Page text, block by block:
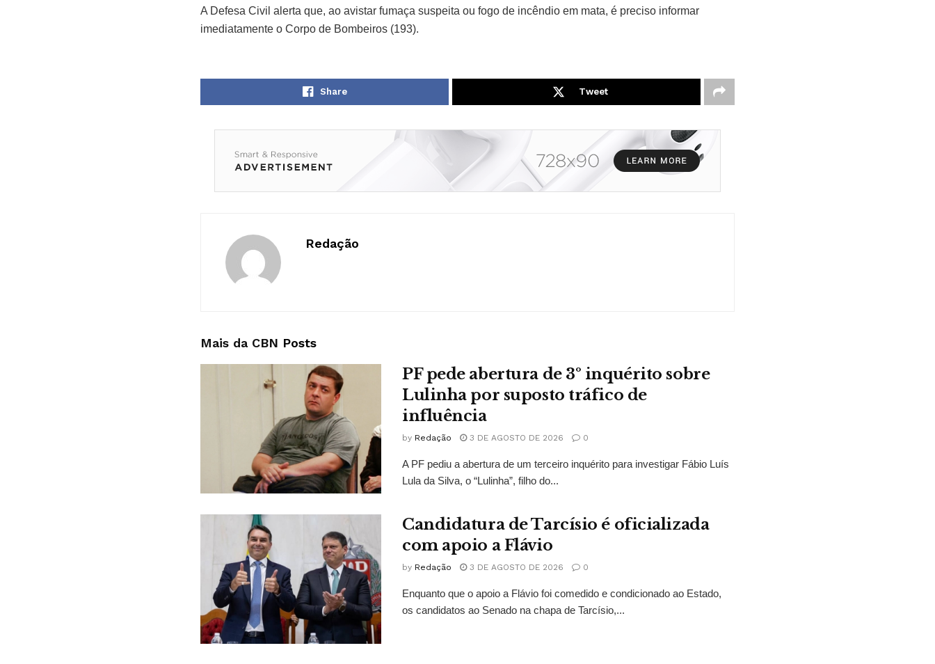
A Defesa Civil alerta que, ao avistar fumaça suspeita ou fogo de incêndio em mata, é preciso informar
imediatamente o Corpo de Bombeiros (193).
Share Tweet
Redação
Mais da CBN Posts
PF pede abertura de 3º inquérito sobre
Lulinha por suposto tráfico de
influência
by Redação 3 DE AGOSTO DE 2026 0
A PF pediu a abertura de um terceiro inquérito para investigar Fábio Luís
Lula da Silva, o “Lulinha”, filho do...
Candidatura de Tarcísio é oficializada
com apoio a Flávio
by Redação 3 DE AGOSTO DE 2026 0
Enquanto que o apoio a Flávio foi comedido e condicionado ao Estado,
os candidatos ao Senado na chapa de Tarcísio,...